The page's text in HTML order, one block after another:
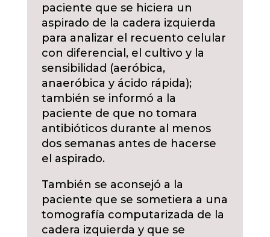
paciente que se hiciera un
aspirado de la cadera izquierda
para analizar el recuento celular
con diferencial, el cultivo y la
sensibilidad (aeróbica,
anaeróbica y ácido rápida);
también se informó a la
paciente de que no tomara
antibióticos durante al menos
dos semanas antes de hacerse
el aspirado.
También se aconsejó a la
paciente que se sometiera a una
tomografía computarizada de la
cadera izquierda y que se